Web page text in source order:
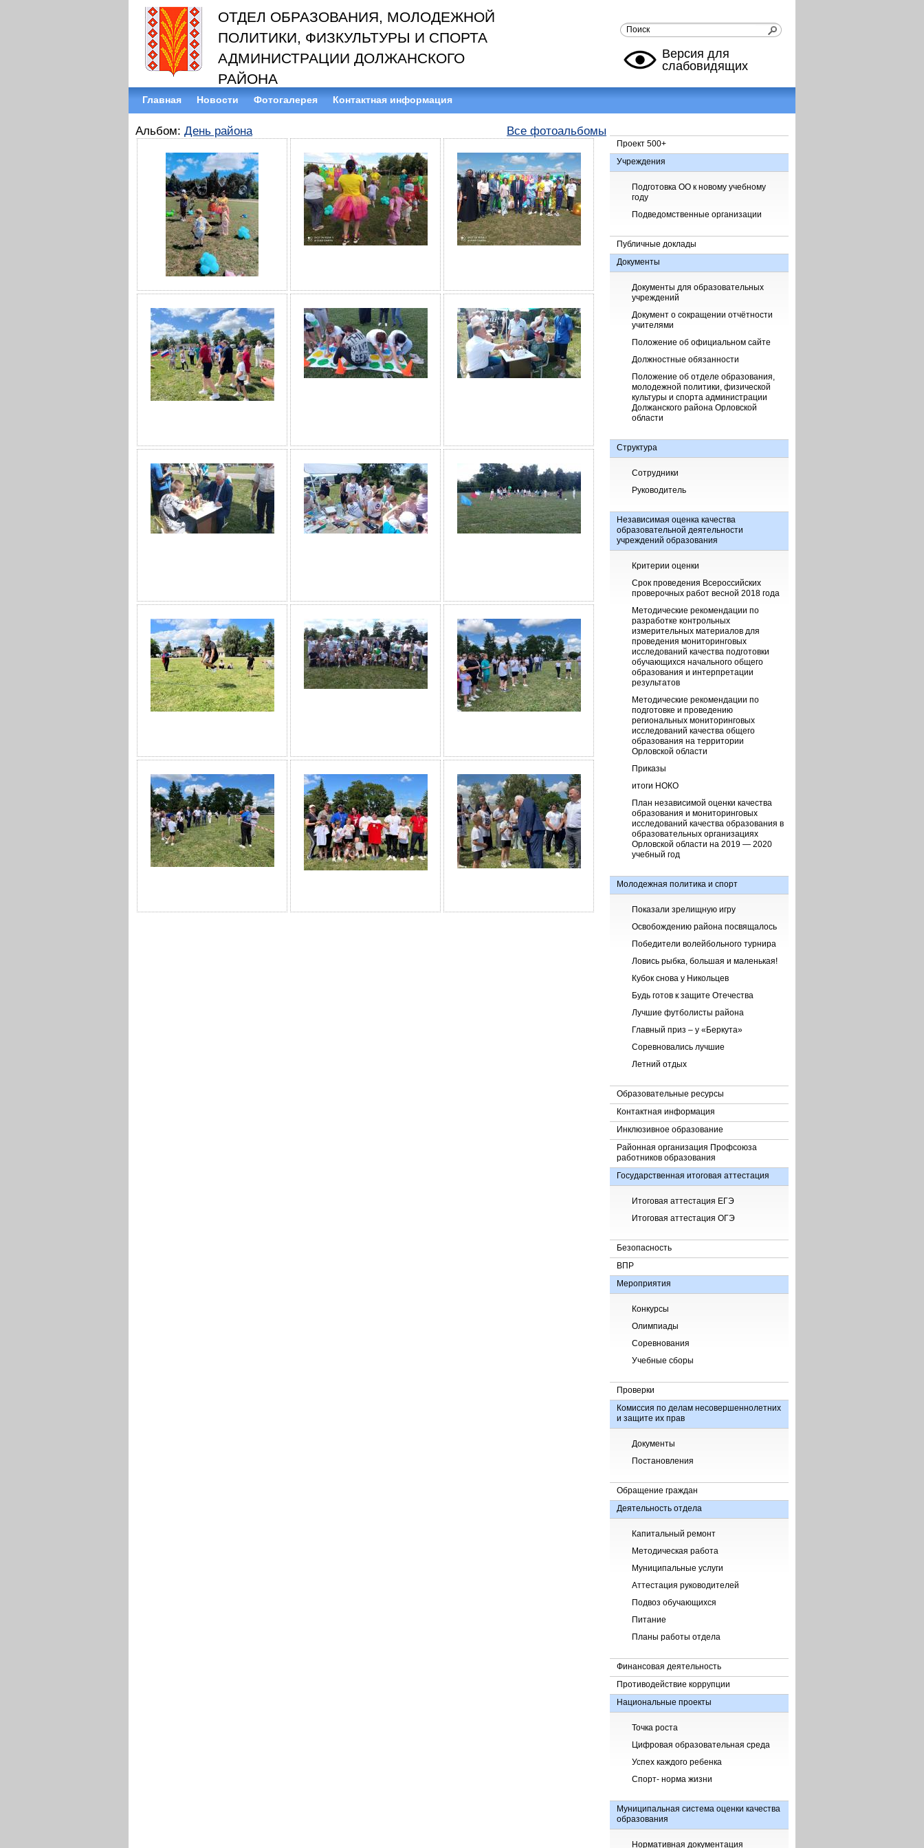
ОТДЕЛ ОБРАЗОВАНИЯ, МОЛОДЕЖНОЙ
ПОЛИТИКИ, ФИЗКУЛЬТУРЫ И СПОРТА
АДМИНИСТРАЦИИ ДОЛЖАНСКОГО
РАЙОНА
Версия для
слабовидящих
Главная Новости Фотогалерея Контактная информация
Альбом: День района Все фотоальбомы
Проект 500+
Учреждения
Подготовка ОО к новому учебному
году
Подведомственные организации
Публичные доклады
Документы
Документы для образовательных
учреждений
Документ о сокращении отчётности
учителями
Положение об официальном сайте
Должностные обязанности
Положение об отделе образования,
молодежной политики, физической
культуры и спорта администрации
Должанского района Орловской
области
Структура
Сотрудники
Руководитель
Независимая оценка качества
образовательной деятельности
учреждений образования
Критерии оценки
Срок проведения Всероссийских
проверочных работ весной 2018 года
Методические рекомендации по
разработке контрольных
измерительных материалов для
проведения мониторинговых
исследований качества подготовки
обучающихся начального общего
образования и интерпретации
результатов
Методические рекомендации по
подготовке и проведению
региональных мониторинговых
исследований качества общего
образования на территории
Орловской области
Приказы
итоги НОКО
План независимой оценки качества
образования и мониторинговых
исследований качества образования в
образовательных организациях
Орловской области на 2019 — 2020
учебный год
Молодежная политика и спорт
Показали зрелищную игру
Освобождению района посвящалось
Победители волейбольного турнира
Ловись рыбка, большая и маленькая!
Кубок снова у Никольцев
Будь готов к защите Отечества
Лучшие футболисты района
Главный приз – у «Беркута»
Соревновались лучшие
Летний отдых
Образовательные ресурсы
Контактная информация
Инклюзивное образование
Районная организация Профсоюза
работников образования
Государственная итоговая аттестация
Итоговая аттестация ЕГЭ
Итоговая аттестация ОГЭ
Безопасность
ВПР
Мероприятия
Конкурсы
Олимпиады
Соревнования
Учебные сборы
Проверки
Комиссия по делам несовершеннолетних
и защите их прав
Документы
Постановления
Обращение граждан
Деятельность отдела
Капитальный ремонт
Методическая работа
Муниципальные услуги
Аттестация руководителей
Подвоз обучающихся
Питание
Планы работы отдела
Финансовая деятельность
Противодействие коррупции
Национальные проекты
Точка роста
Цифровая образовательная среда
Успех каждого ребенка
Спорт- норма жизни
Муниципальная система оценки качества
образования
Нормативная документация